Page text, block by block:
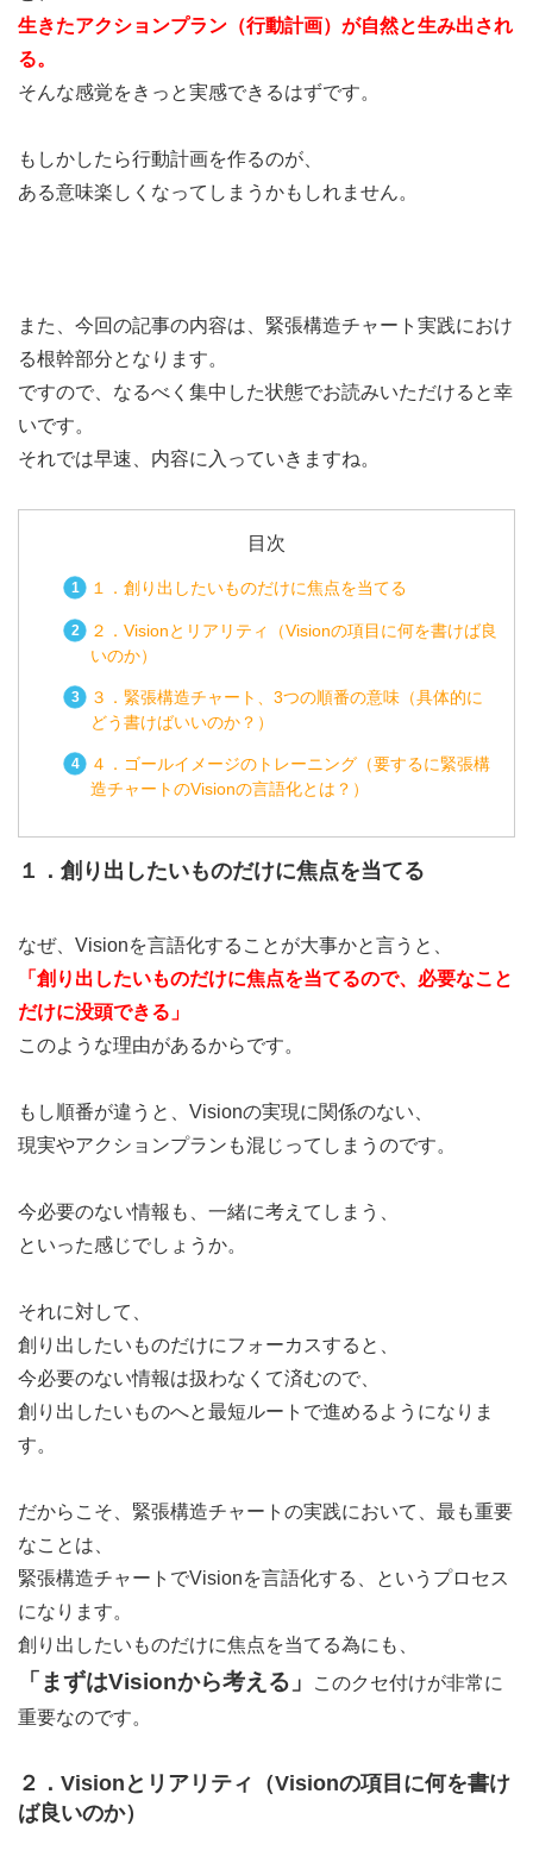
生きたアクションプラン（行動計画）が自然と生み出され
る。
そんな感覚をきっと実感できるはずです。
もしかしたら行動計画を作るのが、
ある意味楽しくなってしまうかもしれません。
また、今回の記事の内容は、緊張構造チャート実践におけ
る根幹部分となります。
ですので、なるべく集中した状態でお読みいただけると幸
いです。
それでは早速、内容に入っていきますね。
目次
１．創り出したいものだけに焦点を当てる
２．Visionとリアリティ（Visionの項目に何を書けば良
いのか）
３．緊張構造チャート、3つの順番の意味（具体的に
どう書けばいいのか？）
４．ゴールイメージのトレーニング（要するに緊張構
造チャートのVisionの言語化とは？）
１．創り出したいものだけに焦点を当てる
なぜ、Visionを言語化することが大事かと言うと、
「創り出したいものだけに焦点を当てるので、必要なこと
だけに没頭できる」
このような理由があるからです。
もし順番が違うと、Visionの実現に関係のない、
現実やアクションプランも混じってしまうのです。
今必要のない情報も、一緒に考えてしまう、
といった感じでしょうか。
それに対して、
創り出したいものだけにフォーカスすると、
今必要のない情報は扱わなくて済むので、
創り出したいものへと最短ルートで進めるようになりま
す。
だからこそ、緊張構造チャートの実践において、最も重要
なことは、
緊張構造チャートでVisionを言語化する、というプロセス
になります。
創り出したいものだけに焦点を当てる為にも、
「まずはVisionから考える」
このクセ付けが非常に
重要なのです。
２．Visionとリアリティ（Visionの項目に何を書け
ば良いのか）